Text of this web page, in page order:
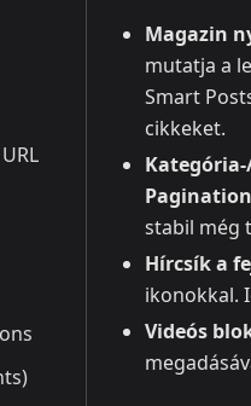
Magazin
mutatja a
Smart
cikkeket.
Pagination
stabil még
Hírcsík a
ikonokkal.
Videós